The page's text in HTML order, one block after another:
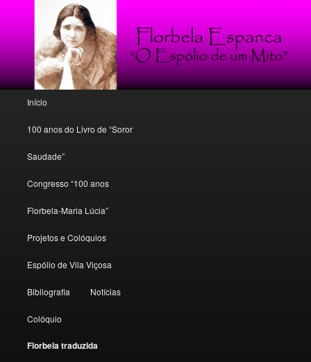
Florbela Espanca: o espólio de um
mito
Poesia, conto e crítica florbeliana
Saltar para o conteúdo primário
Saltar para o conteúdo secundário
Início
100 anos do Livro de “Soror
Saudade”
Congresso “100 anos
Florbela-Maria Lúcia”
Projetos e Colóquios
Espólio de Vila Viçosa
Bibliografia Notícias
Colóquio
Florbela traduzida